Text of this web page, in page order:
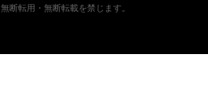
断転用・無断転載を禁じます。